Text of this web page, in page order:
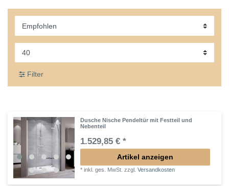
Filter
Dusche Nische Pendeltür mit Festteil und
Nebenteil
1.529,85 € *
Artikel anzeigen
*inkl. ges. MwSt. zzgl.Versandkosten